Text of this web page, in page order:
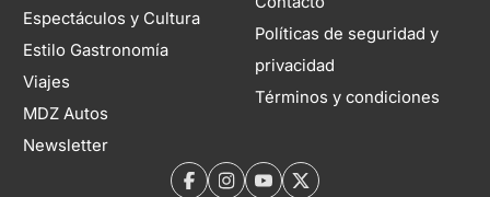
Espectáculos y Cultura
Estilo Gastronomía
Viajes
MDZ Autos
Newsletter
Políticas de seguridad y
privacidad
Términos y condiciones